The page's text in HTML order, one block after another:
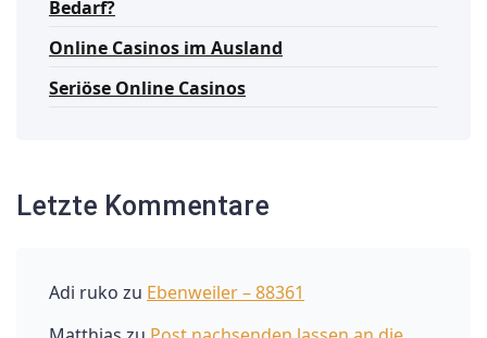
Bedarf?
Online Casinos im Ausland
Seriöse Online Casinos
Letzte Kommentare
Adi ruko zu Ebenweiler – 88361